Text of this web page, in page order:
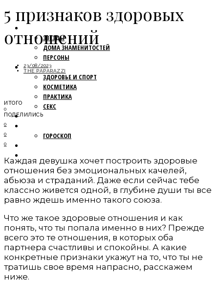
ЗВЕЗДЫ
ДОМА ЗНАМЕНИТОСТЕЙ
ПЕРСОНЫ
КРАСОТА
ЗДОРОВЬЕ И СПОРТ
КОСМЕТИКА
ПРАКТИКА
СЕКС
МОДА
ГОРОСКОП
5 признаков здоровых
отношений
23/08/2023
THE PAPARAZZI
ИТОГО
0
ПОДЕЛИЛИСЬ
0
0
0
Каждая девушка хочет построить здоровые
отношения без эмоциональных качелей,
абьюза и страданий. Даже если сейчас тебе
классно живется одной, в глубине души ты все
равно ждешь именно такого союза.
Что же такое здоровые отношения и как
понять, что ты попала именно в них? Прежде
всего это те отношения, в которых оба
партнера счастливы и спокойны. А какие
конкретные признаки укажут на то, что ты не
тратишь свое время напрасно, расскажем
ниже.